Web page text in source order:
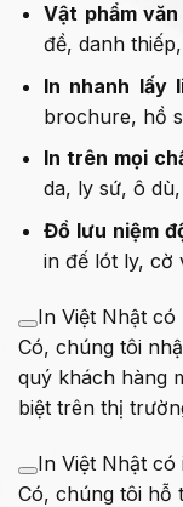
Vật phẩm
đề, danh
In nhanh lấy
brochure, hồ
In trên mọi
da, ly sứ, ô
Đồ lưu niệm
in đế lót ly, cờ
In Việt Nhật có
Có, chúng tôi
quý khách hàng
biệt trên thị
In Việt Nhật
Có, chúng tôi hỗ